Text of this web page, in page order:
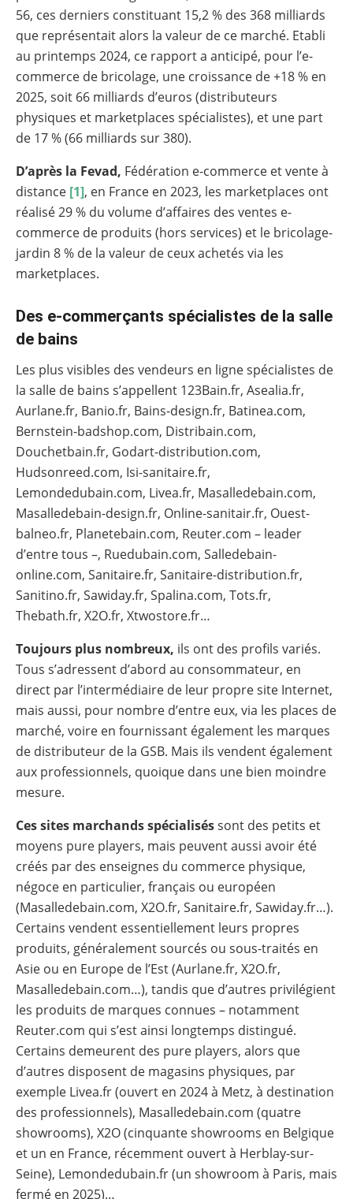
56, ces derniers constituant 15,2 % des 368 milliards
que représentait alors la valeur de ce marché. Etabli
au printemps 2024, ce rapport a anticipé, pour l’e-
commerce de bricolage, une croissance de +18 % en
2025, soit 66 milliards d’euros (distributeurs
physiques et marketplaces spécialistes), et une part
de 17 % (66 milliards sur 380).
D’après la Fevad, Fédération e-commerce et vente à
distance [1], en France en 2023, les marketplaces ont
réalisé 29 % du volume d’affaires des ventes e-
commerce de produits (hors services) et le bricolage-
jardin 8 % de la valeur de ceux achetés via les
marketplaces.
Des e-commerçants spécialistes de la salle
de bains
Les plus visibles des vendeurs en ligne spécialistes de
la salle de bains s’appellent 123Bain.fr, Asealia.fr,
Aurlane.fr, Banio.fr, Bains-design.fr, Batinea.com,
Bernstein-badshop.com, Distribain.com,
Douchetbain.fr, Godart-distribution.com,
Hudsonreed.com, Isi-sanitaire.fr,
Lemondedubain.com, Livea.fr, Masalledebain.com,
Masalledebain-design.fr, Online-sanitair.fr, Ouest-
balneo.fr, Planetebain.com, Reuter.com – leader
d’entre tous –, Ruedubain.com, Salledebain-
online.com, Sanitaire.fr, Sanitaire-distribution.fr,
Sanitino.fr, Sawiday.fr, Spalina.com, Tots.fr,
Thebath.fr, X2O.fr, Xtwostore.fr…
Toujours plus nombreux, ils ont des profils variés.
Tous s’adressent d’abord au consommateur, en
direct par l’intermédiaire de leur propre site Internet,
mais aussi, pour nombre d’entre eux, via les places de
marché, voire en fournissant également les marques
de distributeur de la GSB. Mais ils vendent également
aux professionnels, quoique dans une bien moindre
mesure.
Ces sites marchands spécialiséssont des petits et
moyens pure players, mais peuvent aussi avoir été
créés par des enseignes du commerce physique,
négoce en particulier, français ou européen
(Masalledebain.com, X2O.fr, Sanitaire.fr, Sawiday.fr…).
Certains vendent essentiellement leurs propres
produits, généralement sourcés ou sous-traités en
Asie ou en Europe de l’Est (Aurlane.fr, X2O.fr,
Masalledebain.com…), tandis que d’autres privilégient
les produits de marques connues – notamment
Reuter.com qui s’est ainsi longtemps distingué.
Certains demeurent des pure players, alors que
d’autres disposent de magasins physiques, par
exemple Livea.fr (ouvert en 2024 à Metz, à destination
des professionnels), Masalledebain.com (quatre
showrooms), X2O (cinquante showrooms en Belgique
et un en France, récemment ouvert à Herblay-sur-
Seine), Lemondedubain.fr (un showroom à Paris, mais
fermé en 2025)…